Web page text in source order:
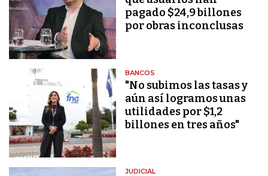
pagado $24,9 billones
por obras inconclusas
BANCOS
"No subimos las tasas y
aún así logramos unas
utilidades por $1,2
billones en tres años"
JUDICIAL